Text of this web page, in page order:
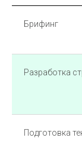
Брифинг
Разработка
Подготовка